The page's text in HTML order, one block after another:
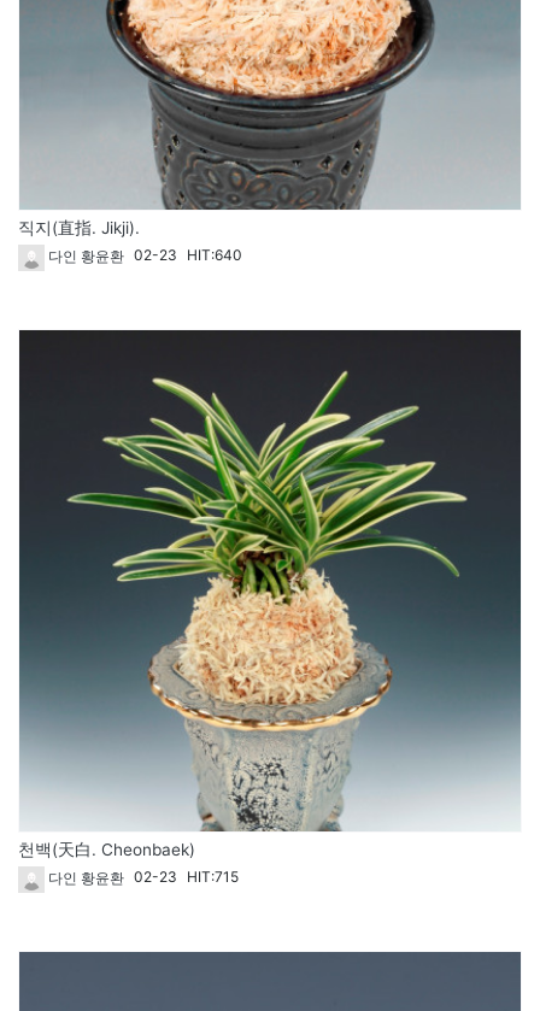
직지(直指. Jikji).
다인 황윤환 02-23 HIT:640
천백(天白. Cheonbaek)
다인 황윤환 02-23 HIT:715